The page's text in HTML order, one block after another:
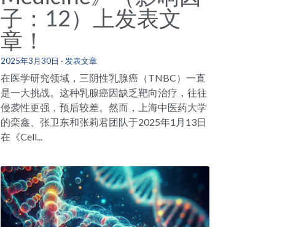
子：12）上发表文
章！
2025年3月30日 · 发表文章
在医学研究领域，三阴性乳腺癌（TNBC）一直
是一大挑战。这种乳腺癌因缺乏靶向治疗，往往
侵袭性更强，预后较差。然而，上海中医药大学
的栾鑫、张卫东和张莉君团队于2025年1月13日
在《Cell...